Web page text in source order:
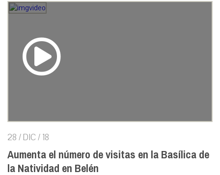
28 / DIC / 18
Aumenta el número de visitas en la Basílica de
la Natividad en Belén